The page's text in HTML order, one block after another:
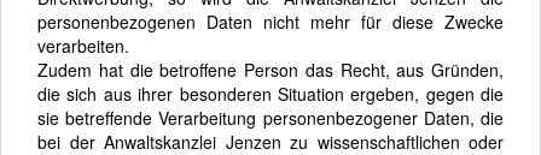
personenbezogenen Daten nicht mehr für diese Zwecke
verarbeiten.
Zudem hat die betroffene Person das Recht, aus Gründen,
die sich aus ihrer besonderen Situation ergeben, gegen die
sie betreffende Verarbeitung personenbezogener Daten, die
bei der Anwaltskanzlei Jenzen zu wissenschaftlichen oder